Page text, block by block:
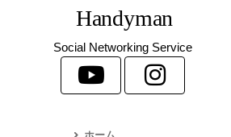
Handyman
Social Networking Service
ホーム